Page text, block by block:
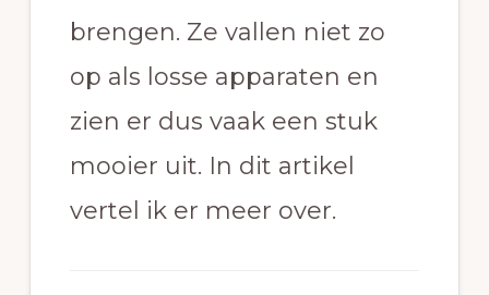
brengen. Ze vallen niet zo
op als losse apparaten en
zien er dus vaak een stuk
mooier uit. In dit artikel
vertel ik er meer over.